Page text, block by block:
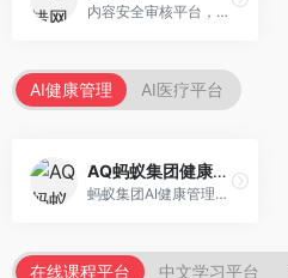
内容安全审核平台，专注于违规内容检测。面向企业和平台，提供内容审核、敏感词检测、风险预警等服务，安全审核专业。
AI健康管理 AI医疗平台
AQ蚂蚁集团健康管家
蚂蚁集团AI健康管理服务，专注于个人健康监测。面向个人用户，提供健康评估、慢病管理、健康建议等服务，健康管理便捷。
在线课程平台 中文学习平台